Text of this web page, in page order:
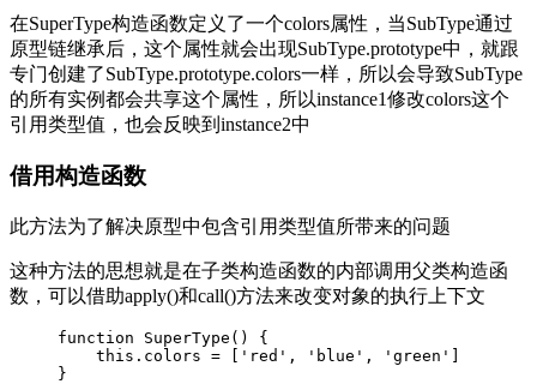
在SuperType构造函数定义了一个colors属性，当SubType通过
原型链继承后，这个属性就会出现SubType.prototype中，就跟
专门创建了SubType.prototype.colors一样，所以会导致SubType
的所有实例都会共享这个属性，所以instance1修改colors这个
引用类型值，也会反映到instance2中
借用构造函数
此方法为了解决原型中包含引用类型值所带来的问题
这种方法的思想就是在子类构造函数的内部调用父类构造函
数，可以借助apply()和call()方法来改变对象的执行上下文
function SuperType() {
    this.colors = ['red', 'blue', 'green']
}